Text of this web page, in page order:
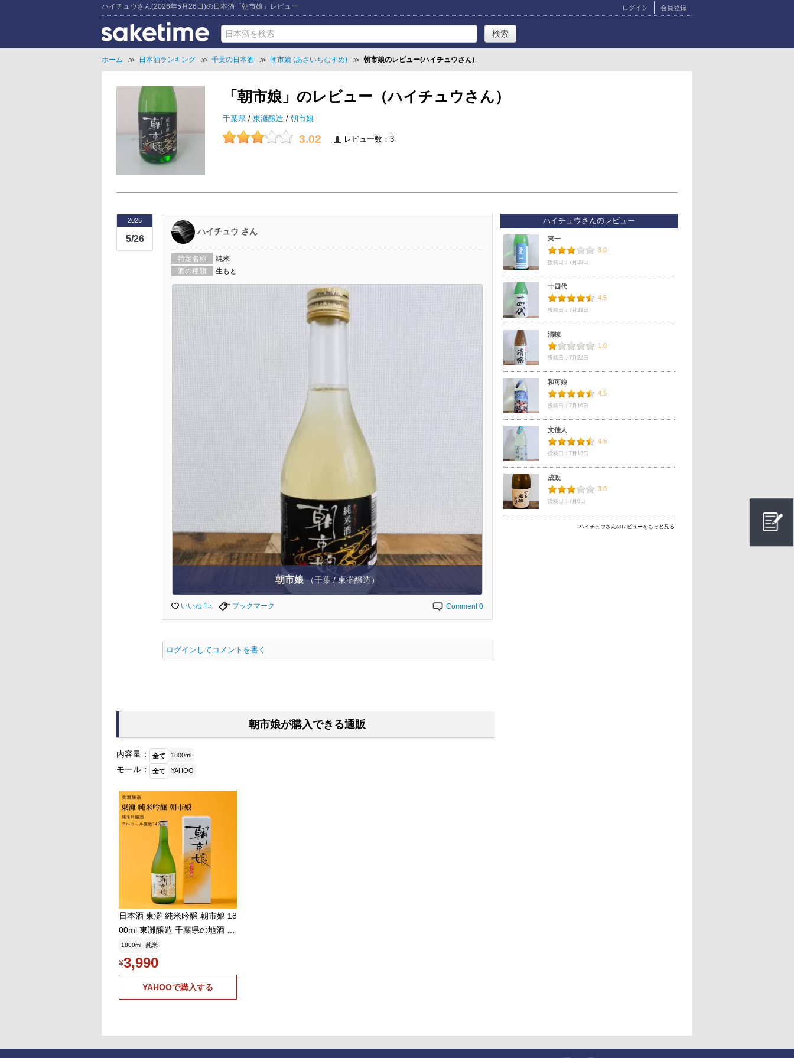
ハイチュウさん(2026年5月26日)の日本酒「朝市娘」レビュー ログイン 会員登録
ホーム ≫ 日本酒ランキング ≫ 千葉の日本酒 ≫ 朝市娘 (あさいちむすめ) ≫ 朝市娘のレビュー(ハイチュウさん)
「朝市娘」のレビュー（ハイチュウさん）
千葉県 / 東灘醸造 / 朝市娘
3.02 レビュー数：3
2026
5/26
ハイチュウ さん
特定名称
純米
酒の種類
生もと
朝市娘 （千葉 / 東灘醸造）
いいね 15 ブックマーク Comment 0
ログインしてコメントを書く
ハイチュウさんのレビュー
東一
3.0
投稿日：7月29日
十四代
4.5
投稿日：7月29日
清嘹
1.0
投稿日：7月22日
和可娘
4.5
投稿日：7月16日
文佳人
4.5
投稿日：7月16日
成政
3.0
投稿日：7月8日
ハイチュウさんのレビューをもっと見る
朝市娘が購入できる通販
内容量： 全て 1800ml
モール： 全て YAHOO
日本酒 東灘 純米吟醸 朝市娘 18
00ml 東灘醸造 千葉県の地酒 送
料無料
1800ml 純米
¥3,990
YAHOOで購入する